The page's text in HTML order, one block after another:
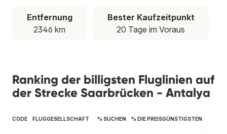
Entfernung
2346 km
Bester Kaufzeitpunkt
20 Tage im Voraus
Ranking der billigsten Fluglinien auf
der Strecke Saarbrücken - Antalya
CODE FLUGGESELLSCHAFT % SUCHEN % DIE PREISGÜNSTIGSTEN